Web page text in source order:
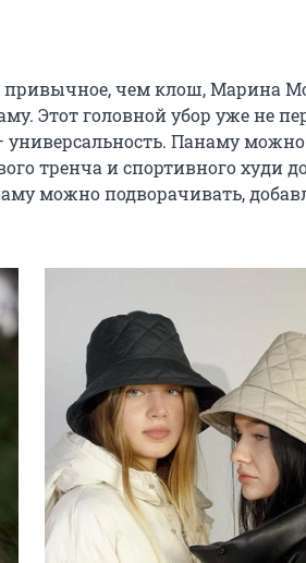
привычное, чем клош, Марина
Этот головной убор уже не
универсальность. Панаму
тренча и спортивного худи
можно подворачивать,